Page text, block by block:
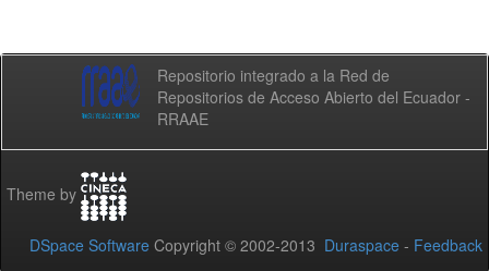
Repositorio integrado a la Red de
Repositorios de Acceso Abierto del Ecuador -
RRAAE
Theme by
DSpace Software Copyright © 2002-2013 Duraspace - Feedback